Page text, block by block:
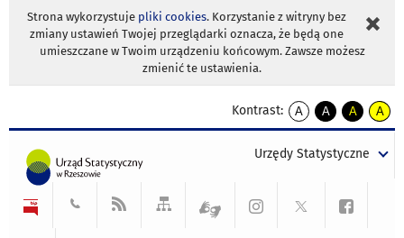
Strona wykorzystuje pliki cookies. Korzystanie z witryny bez
zmiany ustawień Twojej przeglądarki oznacza, że będą one
umieszczane w Twoim urządzeniu końcowym. Zawsze możesz
zmienić te ustawienia.
Kontrast:
A
kontrast
A
kontrast
tekst
czarnym
A
kontrast
tekst
czarnym
A
tekst
żółtym
Urzędy Statystyczne